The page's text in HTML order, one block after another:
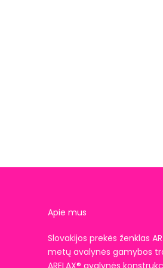
Apie mus
Slovakijos prekės ženklas
metų avalynės gamybos